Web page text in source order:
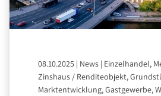
08.10.2025 | News | Einzelhandel,
Zinshaus / Renditeobjekt,
Marktentwicklung, Gastgewerbe,